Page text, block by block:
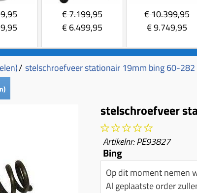
€7.199,95
€6.499,95
€10.399,95
€9.749,95
/ stelschroefveer stationair 19mm bing 60-282
stelschroefveer
Artikelnr:PE93827
Bing
Op dit moment nemen
Al geplaatste order